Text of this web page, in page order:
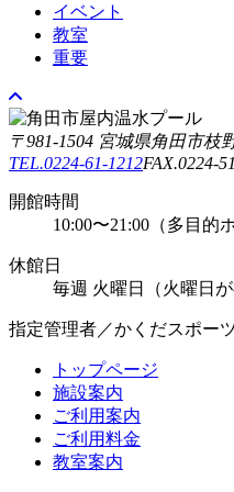
イベント
教室
重要
〒981-1504 宮城県角田市枝
TEL.0224-61-1212FAX.0224-
開館時間
10:00〜21:00（多目的
休館日
毎週 ⽕曜⽇（火曜日
指定管理者／かくだスポー
トップページ
施設案内
ご利用案内
ご利用料金
教室案内